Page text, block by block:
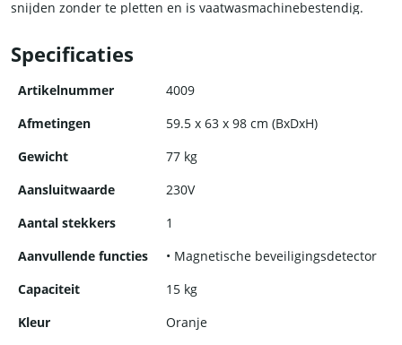
snijden zonder te pletten en is vaatwasmachinebestendig.
De Zeef en zeefbak zijn gemaakt van voedselveilig polymeer
om het vruchtvlees te filteren en is vaatwasmachinebestendig.
voorkomt het spatten van het sap. Dankzij de
als de kap niet op zijn plaats zit. Dit zorgt voor een veilig
persproces zonder enig arbeidsongeval te veroorzaken.
Twee prullenbakken verzamelen de sinaasappelschillen, elk
Specificaties
Artikelnummer
4009
Afmetingen
59.5 x 63 x 98 cm (BxDxH)
Gewicht
77 kg
Aansluitwaarde
230V
Aantal stekkers
1
Aanvullende functies
• Magnetische beveiligingsdetector
Capaciteit
15 kg
Kleur
Oranje